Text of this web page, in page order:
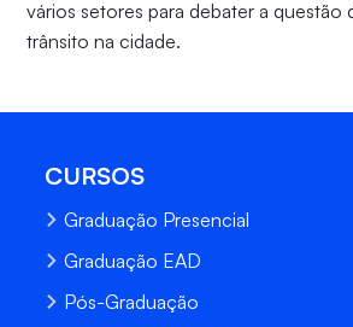
vários setores para debater a questão
trânsito na cidade.
CURSOS
Graduação Presencial
Graduação EAD
Pós-Graduação